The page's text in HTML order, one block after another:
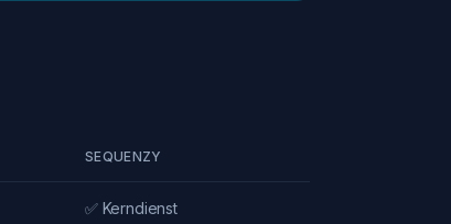
SEQUENZY
✅ Kerndienst